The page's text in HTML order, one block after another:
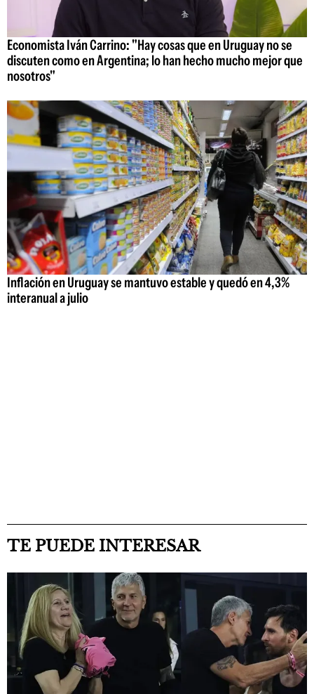
Economista Iván Carrino: "Hay cosas que en Uruguay no se
discuten como en Argentina; lo han hecho mucho mejor que
nosotros"
Inflación en Uruguay se mantuvo estable y quedó en 4,3%
interanual a julio
TE PUEDE INTERESAR